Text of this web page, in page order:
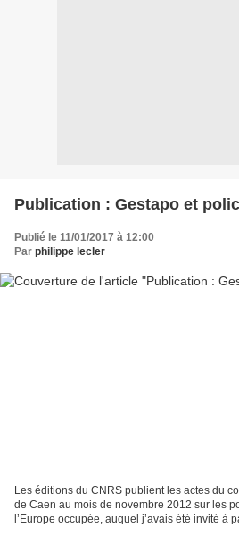
Publication : Gestapo et
Publié le 11/01/2017 à 12:00
Par philippe lecler
Les éditions du CNRS publient les actes du
de Caen au mois de novembre 2012 sur les
l’Europe occupée, auquel j’avais été invité à